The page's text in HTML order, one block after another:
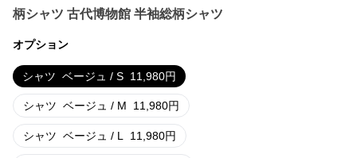
柄シャツ 古代博物館 半袖総柄シャツ
オプション
シャツ ベージュ / S 11,980円
シャツ ベージュ / M 11,980円
シャツ ベージュ / L 11,980円